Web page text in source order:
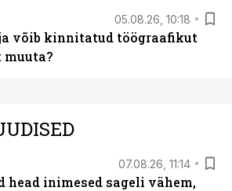
05.08.26, 10:18
võib kinnitatud töögraafikut
07.08.26, 11:14
inimesed sageli vähem,